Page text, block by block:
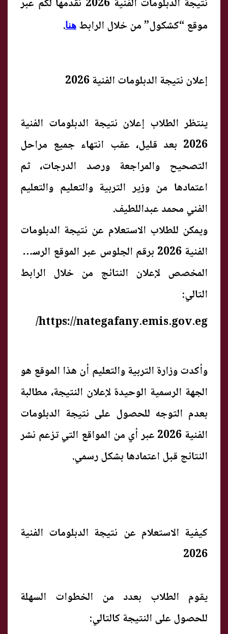
نتيجة الدبلومات الفنية 2026 نقدمها لكم عبر
موقع “كشكول” من خلال الرابط هنا.
إعلان نتيجة الدبلومات الفنية 2026
ينتظر الطلاب إعلان نتيجة الدبلومات الفنية
2026 بعد قليل، عقب انتهاء جميع مراحل
التصحيح والمراجعة ورصد الدرجات، ثم
اعتمادها من وزير التربية والتعليم والتعليم
الفني محمد عبداللطيف.
ويمكن للطلاب الاستعلام عن نتيجة الدبلومات
الفنية 2026 برقم الجلوس عبر الموقع الرسمي
المخصص لإعلان النتائج من خلال الرابط
التالي:
https://nategafany.emis.gov.eg/
وأكدت وزارة التربية والتعليم أن هذا الموقع هو
الجهة الرسمية الوحيدة لإعلان النتيجة، مطالبة
بعدم التوجه للحصول على نتيجة الدبلومات
الفنية 2026 عبر أي من المواقع التي تزعم نشر
النتائج قبل اعتمادها بشكل رسمي.
كيفية الاستعلام عن نتيجة الدبلومات الفنية
2026
يقوم الطلاب بعدد من الخطوات السهلة
للحصول على النتيجة كالتالي: